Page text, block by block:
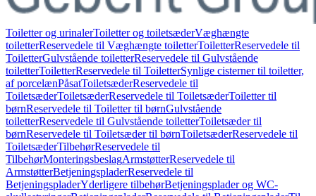
Toiletter og urinalerToiletter og toiletsæderVæghængte
toiletterReservedele til Væghængte toiletterToiletterReservedele til
ToiletterGulvstående toiletterReservedele til Gulvstående
toiletterToiletterReservedele til ToiletterSynlige cisterner til toiletter,
af porcelænPåsatToiletsæderReservedele til
ToiletsæderToiletsæderReservedele til ToiletsæderToiletter til
børnReservedele til Toiletter til børnGulvstående
toiletterReservedele til Gulvstående toiletterToiletsæder til
børnReservedele til Toiletsæder til børnToiletsæderReservedele til
ToiletsæderTilbehørReservedele til
TilbehørMonteringsbeslagArmstøtterReservedele til
ArmstøtterBetjeningspladerReservedele til
BetjeningspladerYderligere tilbehørBetjeningsplader og WC-